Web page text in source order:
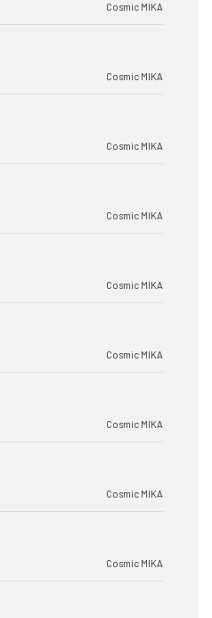
Cosmic MIKA
Cosmic MIKA
Cosmic MIKA
Cosmic MIKA
Cosmic MIKA
Cosmic MIKA
Cosmic MIKA
Cosmic MIKA
Cosmic MIKA